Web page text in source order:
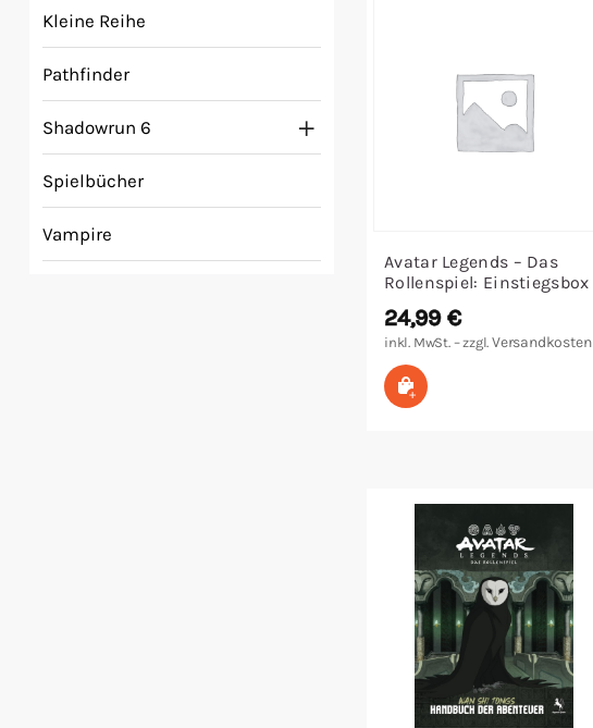
Würfel
Avatar Legends – Das
Rollenspiel: Einstiegsbox
24,99 €
inkl. MwSt. – zzgl.Versandkosten
In den Warenkorb
Kleine Reihe
Pathfinder
Shadowrun 6
Spielbücher
Vampire